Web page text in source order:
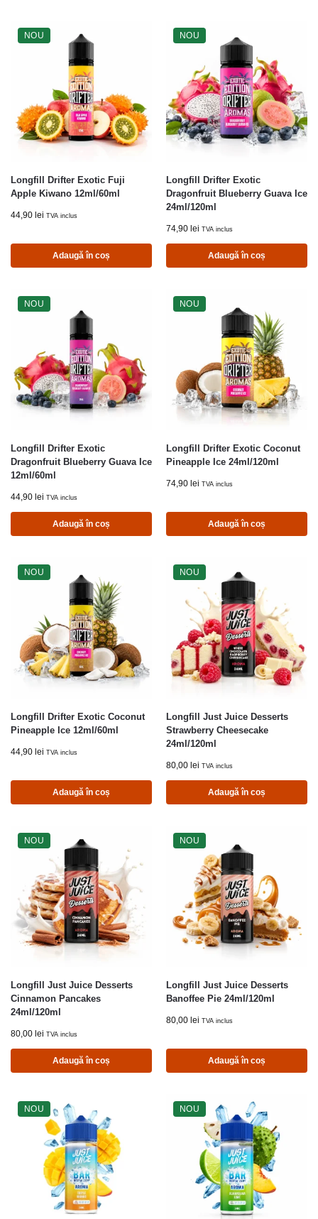
NOU
Longfill Drifter Exotic Fuji
Apple Kiwano 12ml/60ml
44,90 lei TVA inclus
Adaugă în coș
NOU
Longfill Drifter Exotic
Dragonfruit Blueberry Guava Ice
24ml/120ml
74,90 lei TVA inclus
Adaugă în coș
NOU
Longfill Drifter Exotic
Dragonfruit Blueberry Guava Ice
12ml/60ml
44,90 lei TVA inclus
Adaugă în coș
NOU
Longfill Drifter Exotic Coconut
Pineapple Ice 24ml/120ml
74,90 lei TVA inclus
Adaugă în coș
NOU
Longfill Drifter Exotic Coconut
Pineapple Ice 12ml/60ml
44,90 lei TVA inclus
Adaugă în coș
NOU
Longfill Just Juice Desserts
Strawberry Cheesecake
24ml/120ml
80,00 lei TVA inclus
Adaugă în coș
NOU
Longfill Just Juice Desserts
Cinnamon Pancakes
24ml/120ml
80,00 lei TVA inclus
Adaugă în coș
NOU
Longfill Just Juice Desserts
Banoffee Pie 24ml/120ml
80,00 lei TVA inclus
Adaugă în coș
NOU NOU